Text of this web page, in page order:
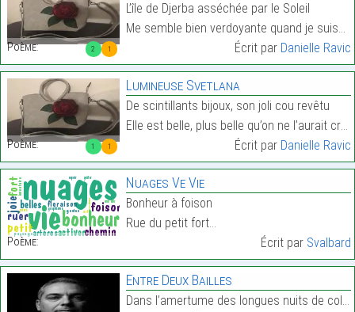
2 1
Poème:
L’île de Djerba asséchée par le Soleil
Me semble bien verdoyante quand je suis…
Écrit par Danielle Ravic
1 1
Poème:
Lumineuse Svetlana
De scintillants bijoux, son joli cou revêtu
Elle est belle, plus belle qu’on ne l’aurait cru…
Écrit par Danielle Ravic
Poème:
Nuages Ve Vie
Bonheur à foison
Rue du petit fort…
Écrit par Svalbard
Entre Deux Bailles
Dans l’amertume des longues nuits de colère.